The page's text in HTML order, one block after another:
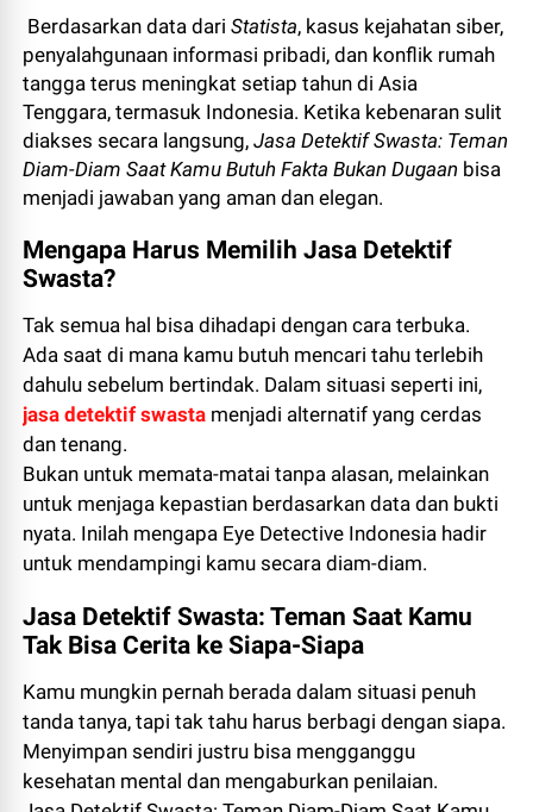
Berdasarkan data dari Statista, kasus kejahatan siber,
penyalahgunaan informasi pribadi, dan konflik rumah
tangga terus meningkat setiap tahun di Asia
Tenggara, termasuk Indonesia. Ketika kebenaran sulit
diakses secara langsung, Jasa Detektif Swasta: Teman
Diam-Diam Saat Kamu Butuh Fakta Bukan Dugaan bisa
menjadi jawaban yang aman dan elegan.
Mengapa Harus Memilih Jasa Detektif
Swasta?
Tak semua hal bisa dihadapi dengan cara terbuka.
Ada saat di mana kamu butuh mencari tahu terlebih
dahulu sebelum bertindak. Dalam situasi seperti ini,
jasa detektif swasta menjadi alternatif yang cerdas
dan tenang.
Bukan untuk memata-matai tanpa alasan, melainkan
untuk menjaga kepastian berdasarkan data dan bukti
nyata. Inilah mengapa Eye Detective Indonesia hadir
untuk mendampingi kamu secara diam-diam.
Jasa Detektif Swasta: Teman Saat Kamu
Tak Bisa Cerita ke Siapa-Siapa
Kamu mungkin pernah berada dalam situasi penuh
tanda tanya, tapi tak tahu harus berbagi dengan siapa.
Menyimpan sendiri justru bisa mengganggu
kesehatan mental dan mengaburkan penilaian.